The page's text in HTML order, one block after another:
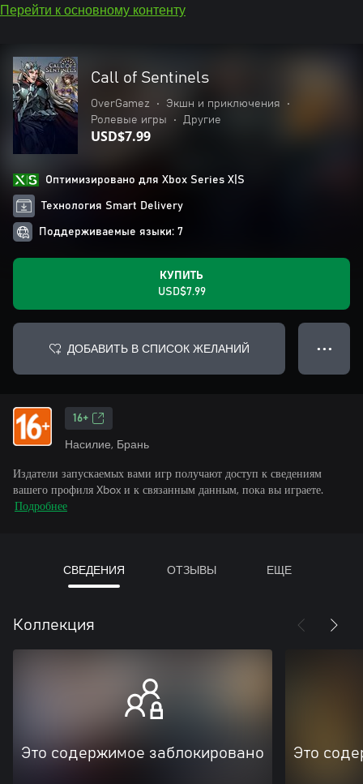
Перейти к основному контенту
Call of Sentinels
OverGamez • Экшн и приключения
•
Ролевые игры
• Другие
USD$7.99
Оптимизировано для Xbox Series X|S
Технология Smart Delivery
Поддерживаемые языки: 7
КУПИТЬ
USD$7.99
ДОБАВИТЬ В СПИСОК ЖЕЛАНИЙ ● ● ●
16+
Насилие, Брань
Издатели запускаемых вами игр получают доступ к сведениям
вашего профиля Xbox и к связанным данным, пока вы играете.
Подробнее
СВЕДЕНИЯ ОТЗЫВЫ ЕЩЕ
Коллекция
Это содержимое заблокировано Это